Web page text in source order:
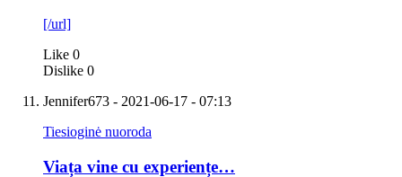
[/url]
Like 0
Dislike 0
Jennifer673 - 2021-06-17 - 07:13
Tiesioginė nuoroda
Viața vine cu experiențe…